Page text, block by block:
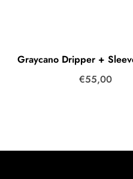
€55,00